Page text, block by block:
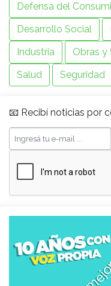
Defensa del
Desarrollo Social
Industria
Obras y
Salud
Seguridad
📧 Recibí noticias por